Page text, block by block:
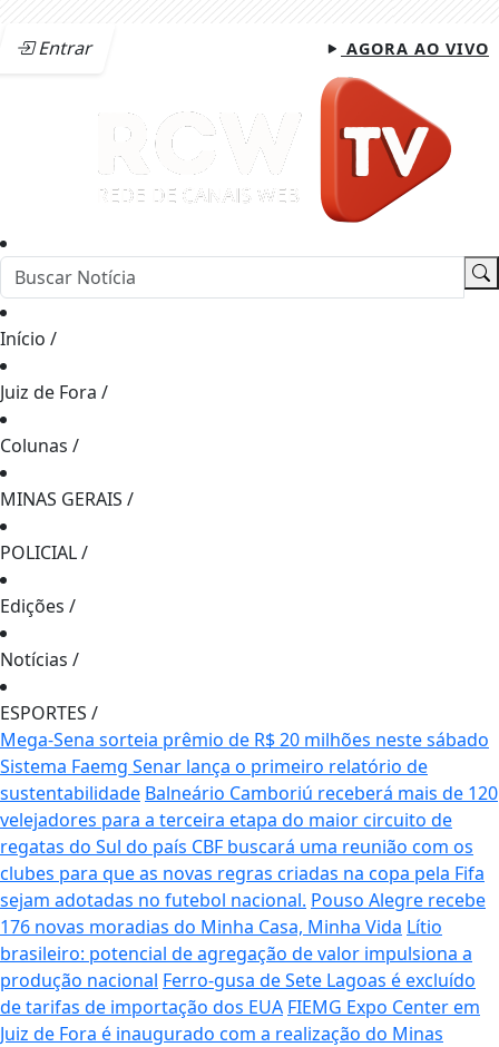
Entrar AGORA AO VIVO
Início /
Juiz de Fora /
Colunas /
MINAS GERAIS /
POLICIAL/
Edições /
Notícias /
ESPORTES /
Mega-Sena sorteia prêmio de R$ 20 milhões neste sábado
Sistema Faemg Senar lança o primeiro relatório de
sustentabilidade Balneário Camboriú receberá mais de 120
velejadores para a terceira etapa do maior circuito de
regatas do Sul do país CBF buscará uma reunião com os
clubes para que as novas regras criadas na copa pela Fifa
sejam adotadas no futebol nacional. Pouso Alegre recebe
176 novas moradias do Minha Casa, Minha Vida Lítio
brasileiro: potencial de agregação de valor impulsiona a
produção nacional Ferro-gusa de Sete Lagoas é excluído
de tarifas de importação dos EUA FIEMG Expo Center em
Juiz de Fora é inaugurado com a realização do Minas